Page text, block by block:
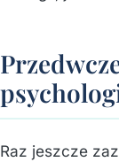
Raz jeszcze